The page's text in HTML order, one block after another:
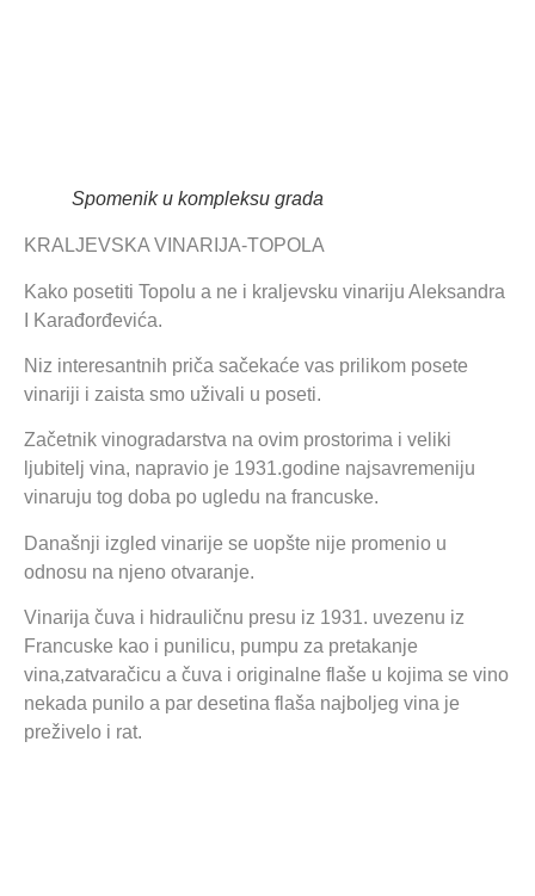
Spomenik u kompleksu grada
KRALJEVSKA VINARIJA-TOPOLA
Kako posetiti Topolu a ne i kraljevsku vinariju Aleksandra
I Karađorđevića.
Niz interesantnih priča sačekaće vas prilikom posete
vinariji i zaista smo uživali u poseti.
Začetnik vinogradarstva na ovim prostorima i veliki
ljubitelj vina, napravio je 1931.godine najsavremeniju
vinaruju tog doba po ugledu na francuske.
Današnji izgled vinarije se uopšte nije promenio u
odnosu na njeno otvaranje.
Vinarija čuva i hidrauličnu presu iz 1931. uvezenu iz
Francuske kao i punilicu, pumpu za pretakanje
vina,zatvaračicu a čuva i originalne flaše u kojima se vino
nekada punilo a par desetina flaša najboljeg vina je
preživelo i rat.